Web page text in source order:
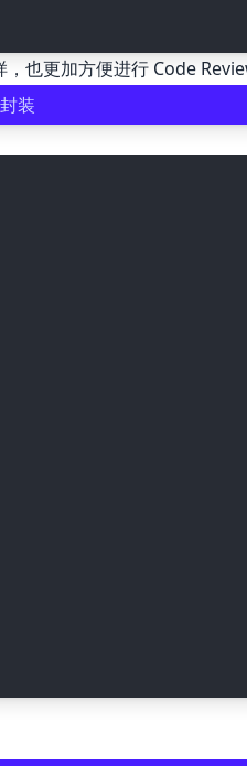
也更加方便进行 Code
装